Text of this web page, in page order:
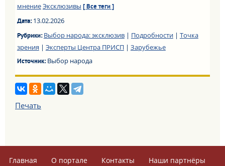
мнениеЭксклюзивы [ Все теги ]
Дата:13.02.2026
Рубрики:Выбор народа: эксклюзив| Подробности| Точка
зрения | Эксперты Центра ПРИСП| Зарубежье
Источник:Выбор народа
Печать
Главная О портале Контакты Наши партнёры